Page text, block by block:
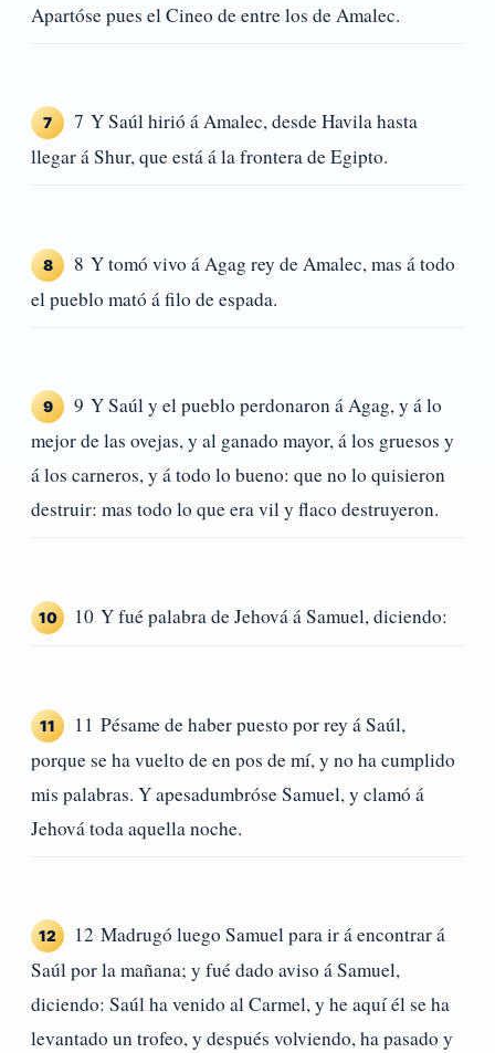
Apartóse pues el Cineo de entre los de Amalec.
7
7 Y Saúl hirió á Amalec, desde Havila hasta
llegar á Shur, que está á la frontera de Egipto.
8
8 Y tomó vivo á Agag rey de Amalec, mas á todo
el pueblo mató á filo de espada.
9
9 Y Saúl y el pueblo perdonaron á Agag, y á lo
mejor de las ovejas, y al ganado mayor, á los gruesos y
á los carneros, y á todo lo bueno: que no lo quisieron
destruir: mas todo lo que era vil y flaco destruyeron.
10 10 Y fué palabra de Jehová á Samuel, diciendo:
11
11 Pésame de haber puesto por rey á Saúl,
porque se ha vuelto de en pos de mí, y no ha cumplido
mis palabras. Y apesadumbróse Samuel, y clamó á
Jehová toda aquella noche.
12
12 Madrugó luego Samuel para ir á encontrar á
Saúl por la mañana; y fué dado aviso á Samuel,
diciendo: Saúl ha venido al Carmel, y he aquí él se ha
levantado un trofeo, y después volviendo, ha pasado y